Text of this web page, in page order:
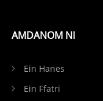
AMDANOM NI
Ein Hanes
Ein Ffatri